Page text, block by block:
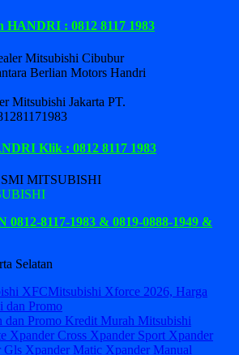
HANDRI : 0812 8117 1983
Mitsubishi Jakarta PT.
Klik : 0812 8117 1983
8117-1983 & 0819-0888-1949 &
Selatan
Mitsubishi Xforce 2026, Harga
dan Promo